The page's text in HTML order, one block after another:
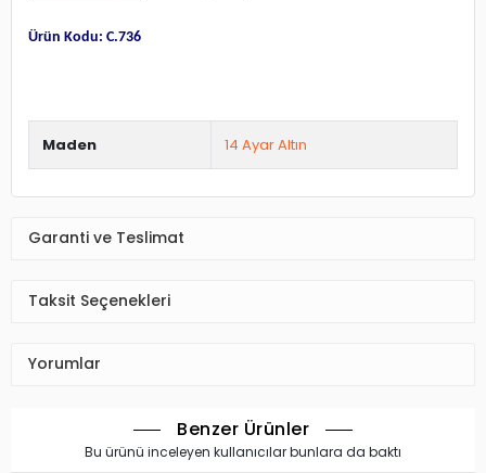
Ürün Kodu: C.736
Maden 14 Ayar Altın
Garanti ve Teslimat
Taksit Seçenekleri
Yorumlar
Benzer Ürünler
Bu ürünü inceleyen kullanıcılar bunlara da baktı